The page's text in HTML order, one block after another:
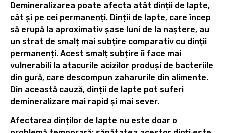
Demineralizarea poate afecta atât dinții de lapte,
cât și pe cei permanenți. Dinții de lapte, care încep
să erupă la aproximativ șase luni de la naștere, au
un strat de smalț mai subțire comparativ cu dinții
permanenți. Acest smalț subțire îi face mai
vulnerabili la atacurile acizilor produși de bacteriile
din gură, care descompun zaharurile din alimente.
Din această cauză, dinții de lapte pot suferi
demineralizare mai rapid și mai sever.
Afectarea dinților de lapte nu este doar o